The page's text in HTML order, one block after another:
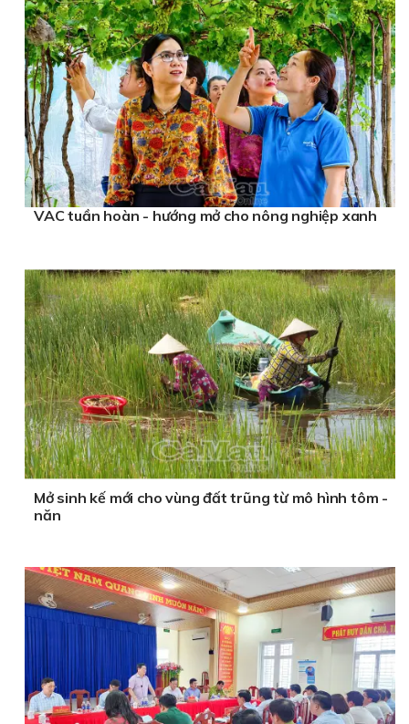
VAC tuần hoàn - hướng mở cho nông nghiệp xanh
Mở sinh kế mới cho vùng đất trũng từ mô hình tôm -
năn